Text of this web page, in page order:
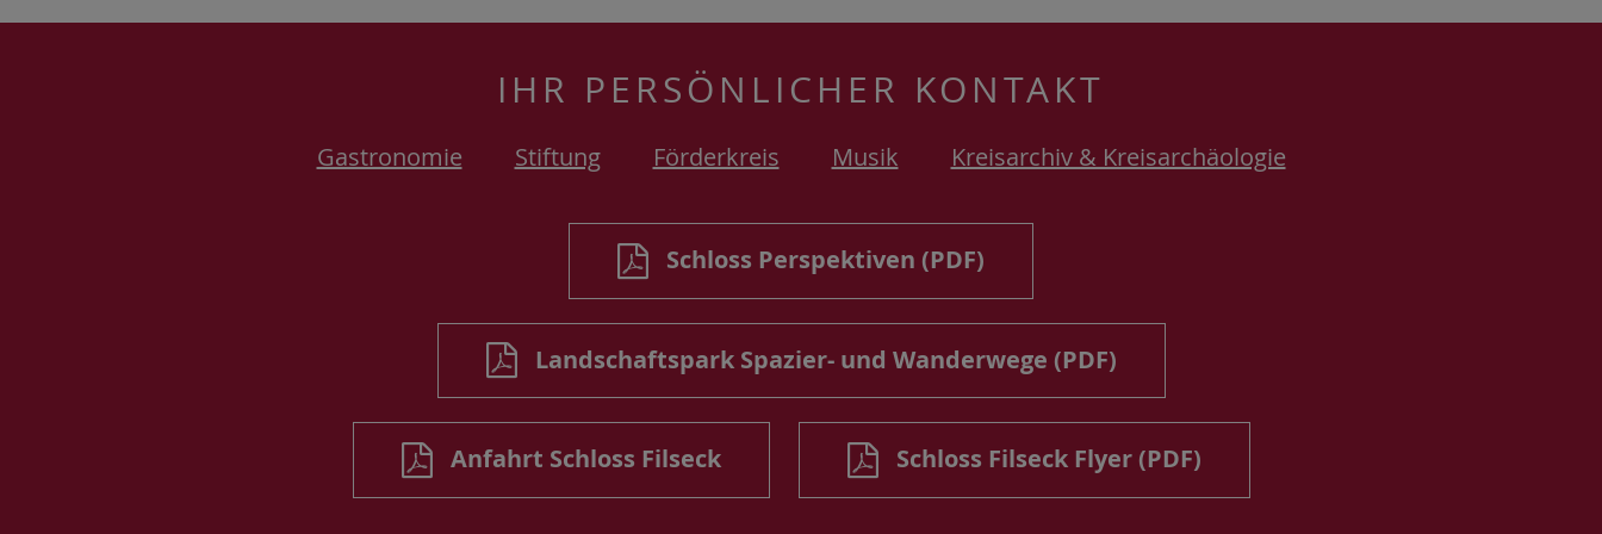
IHR PERSÖNLICHER KONTAKT
Gastronomie Stiftung Förderkreis Musik Kreisarchiv & Kreisarchäologie
Schloss Perspektiven (PDF)
Landschaftspark Spazier- und Wanderwege (PDF)
Anfahrt Schloss Filseck Schloss Filseck Flyer (PDF)